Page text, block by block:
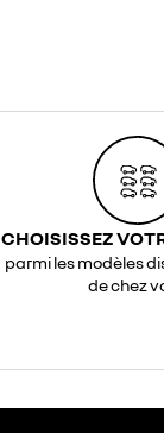
CHOISISSEZ
parmi les modèles
de chez